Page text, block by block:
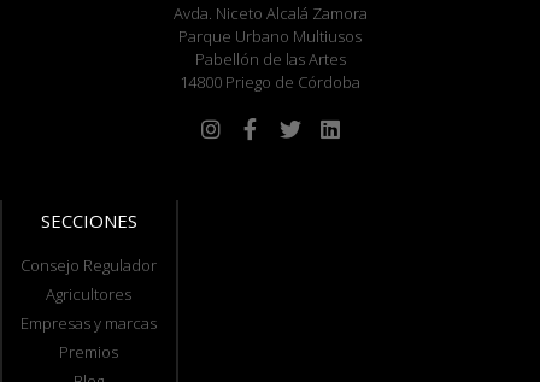
Avda. Niceto Alcalá Zamora
Parque Urbano Multiusos
Pabellón de las Artes
14800 Priego de Córdoba
SECCIONES
Consejo Regulador
Agricultores
Empresas y marcas
Premios